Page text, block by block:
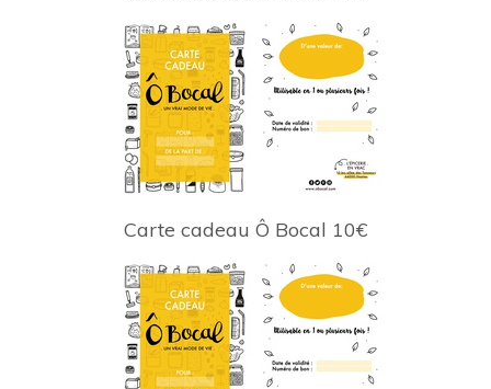
Carte cadeau Ô Bocal 10€